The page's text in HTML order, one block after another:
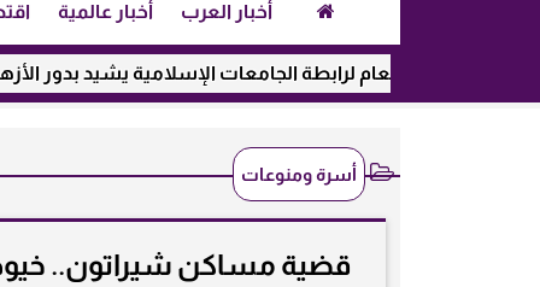
أخبار العرب أخبار عالمية
العام لرابطة الجامعات الإسلامية يشيد بدور الأزهر في
أسرة ومنوعات
قضية مساكن شيراتون..